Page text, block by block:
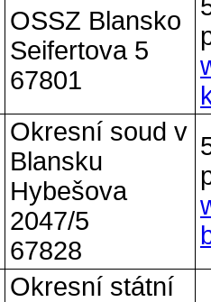
OSSZ Blansko
Seifertova 5
67801
Okresní soud v
Blansku
Hybešova
2047/5
67828
Okresní státní